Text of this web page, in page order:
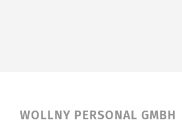
WOLLNY PERSONAL GMBH